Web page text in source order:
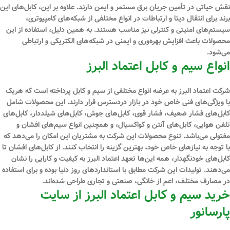
نقش حیاتی در تأمین جریان برق مستمر و ایمن دارند. علاوه بر این، کابل‌های این
برند برای انتقال دیتا و ارتباطات در انواع مختلفی از شبکه‌های کامپیوتری،
سیستم‌های امنیتی و کنترلی نیز مناسب هستند. به همین دلیل، استفاده از این
محصولات باعث افزایش بهره‌وری و ایمنی در شبکه‌های الکتریکی و ارتباطی
می‌شود.
انواع سیم و کابل اعتماد البرز
شرکت اعتماد البرز به عرضه انواع مختلفی از سیم و کابل پرداخته است که هریک
با ویژگی‌های فنی خاص خود در بازار دردسترس قرار دارند. این محصولات شامل
کابل‌های فشار ضعیف، فشار قوی، کابل‌های جوش، کابل‌های شیلددار، کابل‌های
تلفن هوایی، کابل‌های آنتن و کواکسیال، و همچنین انواع سیم‌های افشان و
مفتولی می‌باشد. تنوع محصولات این شرکت به مشتریان این امکان را می‌دهد که
با توجه به نیازهای خاص خود، بهترین گزینه را انتخاب کنند. از کابل‌های افشان تا
کابل‌های خودنگهدار، همه این‌ها تعهد اعتماد البرز به کیفیت و کارایی را نشان
می‌دهند. تولیدات این شرکت مطابق با استانداردهای روز دنیا بوده و برای استفاده
در مصارف مختلف، اعم از خانگی، صنعتی و تجاری طراحی شده‌اند.
خرید سیم و کابل اعتماد البرز از سایت
پارسانور